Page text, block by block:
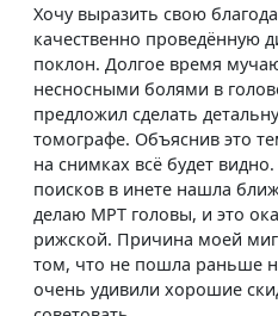
медперсоналу, за
диагностику. Низкий
с периодическими
Врач терапевт
диагностику на
если, что-то серьёзное
После некоторых
клинику, где
центр МРТ на
выявлена, жалею о
на обследование. А ещё
Буду всем знакомым